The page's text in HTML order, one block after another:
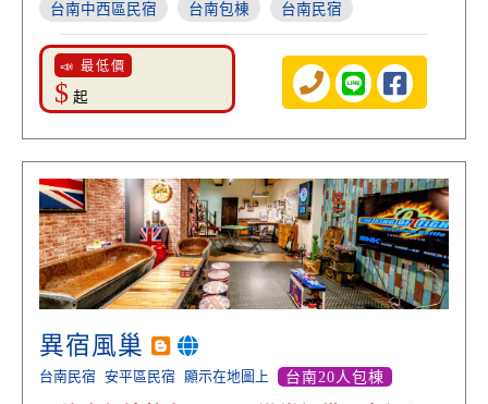
台南中西區民宿 台南包棟 台南民宿
📣 最低價
$ 起
異宿風巢
台南民宿 安平區民宿 顯示在地圖上 台南20人包棟